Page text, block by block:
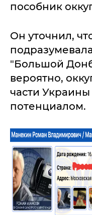
пособник
Он уточнил,
"Большой
вероятно,
части
потенциалом.